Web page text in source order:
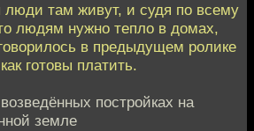
там живут, и судя по всему
людям нужно тепло в домах,
в предыдущем ролике
готовы платить.
постройках на
земле